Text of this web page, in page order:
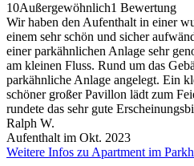
10Außergewöhnlich1 Bewertung
Wir haben den Aufenthalt in einer
einem sehr schön und sicher
einer parkähnlichen Anlage sehr
am kleinen Fluss. Rund um das
parkähnliche Anlage angelegt. Ein
schöner großer Pavillon lädt zum
rundete das sehr gute
Ralph W.
Aufenthalt im Okt. 2023
Weitere Infos zu Apartment im